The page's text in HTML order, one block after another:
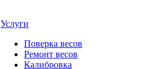
Услуги
Поверка весов
Ремонт весов
Калибровка